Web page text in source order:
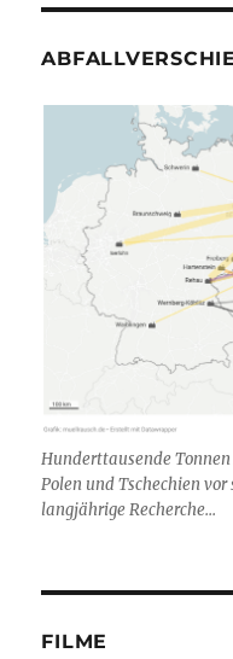
Hunderttausende
Polen und Tschechien
langjährige Recherche...
FILME